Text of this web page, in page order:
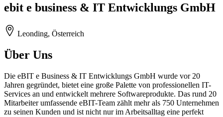
ebit e business & IT Entwicklungs GmbH
Leonding, Österreich
Über Uns
Die eBIT e Business & IT Entwicklungs GmbH wurde vor 20
Jahren gegründet, bietet eine große Palette von professionellen IT-
Services an und entwickelt mehrere Softwareprodukte. Das rund 20
Mitarbeiter umfassende eBIT-Team zählt mehr als 750 Unternehmen
zu seinen Kunden und ist nicht nur im Arbeitsalltag eine perfekt